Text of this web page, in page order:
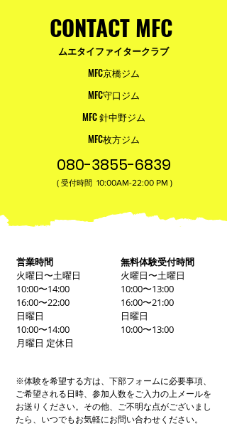
CONTACT MFC
ムエタイファイタークラブ
MFC京橋ジム
MFC守口ジム
MFC 針中野ジム
MFC枚方ジム
080-3855-6839
( 受付時間 10:00AM-22:00​ PM )
営業時間
火曜日〜土曜日
10:00〜14:00
16:00〜22:00
日曜日
10:00〜14:00
月曜日 定休日
無料体験受付時間
火曜日〜土曜日
10:00〜13:00
16:00〜21:00
日曜日
10:00〜13:00
※体験を希望する方は、下部フォームに必要事項、
ご希望される日時、参加人数をご入力の上メールを
お送りください。その他、ご不明な点がございまし
たら、いつでもお気軽にお問い合わせください。